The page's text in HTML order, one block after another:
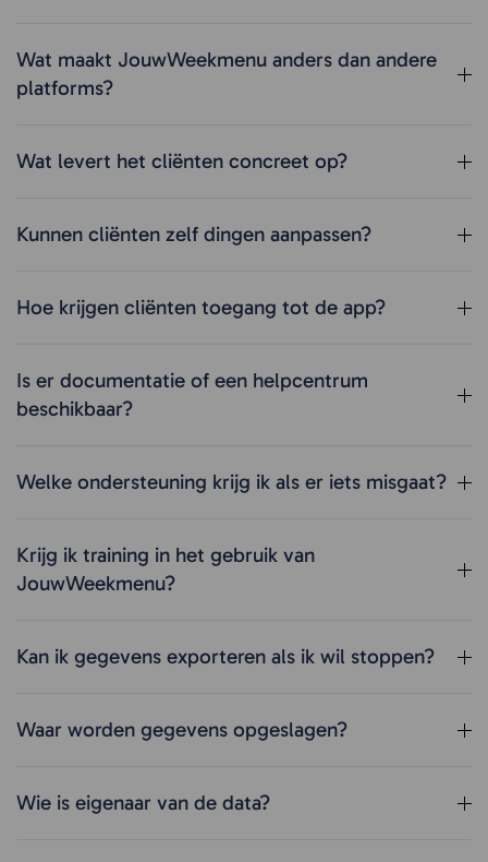
Wat maakt JouwWeekmenu anders dan andere
platforms?
Wat levert het cliënten concreet op?
Kunnen cliënten zelf dingen aanpassen?
Hoe krijgen cliënten toegang tot de app?
Is er documentatie of een helpcentrum
beschikbaar?
Welke ondersteuning krijg ik als er iets misgaat?
Krijg ik training in het gebruik van
JouwWeekmenu?
Kan ik gegevens exporteren als ik wil stoppen?
Waar worden gegevens opgeslagen?
Wie is eigenaar van de data?